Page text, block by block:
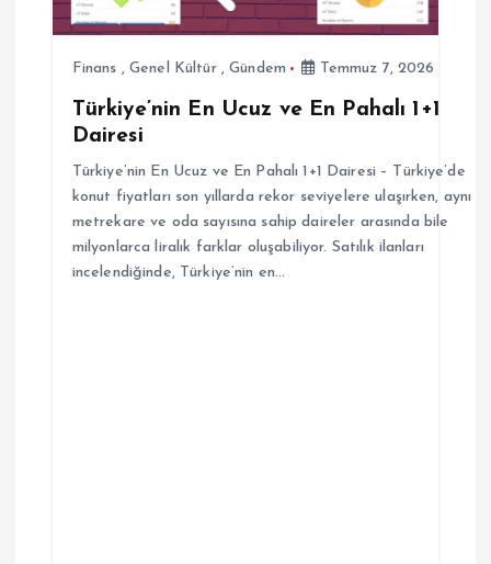
m
Finans ,Genel Kültür,Gündem Temmuz 7, 2026
Türkiye’nin En Ucuz ve En Pahalı 1+1
Dairesi
Türkiye’nin En Ucuz ve En Pahalı 1+1 Dairesi – Türkiye’de
konut fiyatları son yıllarda rekor seviyelere ulaşırken, aynı
metrekare ve oda sayısına sahip daireler arasında bile
milyonlarca liralık farklar oluşabiliyor. Satılık ilanları
incelendiğinde, Türkiye’nin en…